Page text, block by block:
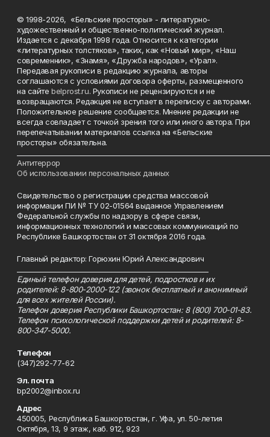
© 1998-2026, «Бельские просторы» - литературно-
художественный и общественно-политический журнал.
Издается с декабря 1998 года. Относится к категории
«литературных толстяков», таких, как «Новый мир», «Наш
современник», «Знамя», «Дружба народов», «Урал».
Передавая рукописи в редакцию журнала, авторы
соглашаются с условиями договора оферты, размещенного
на сайтеbelprost.ru. Рукописи не рецензируются и не
возвращаются. Редакция не вступает в переписку с авторами.
Положительное решение сообщается. Мнение редакции не
всегда совпадает с точкой зрения того или иного автора. При
перепечатывании материалов ссылка на «Бельские
просторы» обязательна.
Антитеррор
Об использовании персональных данных
Свидетельство о регистрации средства массовой
информации ПИ № ТУ 02-01564 выданное Управлением
Федеральной службы по надзору в сфере связи,
информационных технологий и массовых коммуникаций по
Республике Башкортостан от 31 октября 2016 года.
Главный редактор: Горюхин Юрий Александрович
Единый телефон доверия для детей, подростков и их
родителей: 8-800-2000-122 (звонок бесплатный и анонимный
для всех жителей России).
Телефон доверия Республики Башкортостан: 8 (800) 700-01-83.
Телефон психологической поддержки детей и родителей: 8-
800-347-5000.
Телефон
(347)292-77-62
Эл. почта
bp2002@inbox.ru
Адрес
450005, Республика Башкортостан, г. Уфа, ул. 50-летия
Октября, 13, 9 этаж, каб. 912, 923